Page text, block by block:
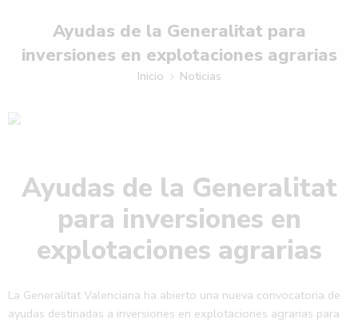
Ayudas de la Generalitat para
inversiones en explotaciones agrarias
Inicio Noticias
Ayudas de la Generalitat
para inversiones en
explotaciones agrarias
La Generalitat Valenciana ha abierto una nueva convocatoria de
ayudas destinadas a inversiones en explotaciones agrarias para